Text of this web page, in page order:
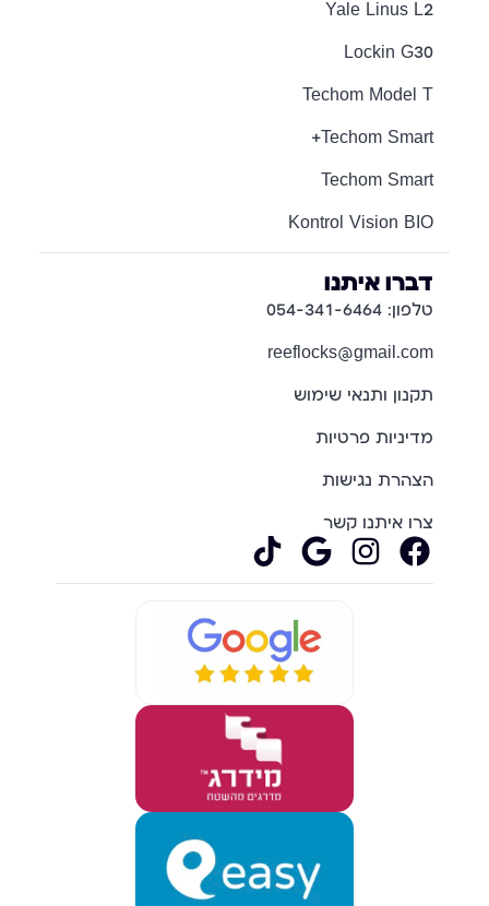
Yale Linus L2
Lockin G30
Techom Model T
Techom Smart+
Techom Smart
Kontrol Vision BIO
דברו איתנו
טלפון: 054-341-6464
reeflocks@gmail.com
תקנון ותנאי שימוש
מדיניות פרטיות
הצהרת נגישות
צרו איתנו קשר